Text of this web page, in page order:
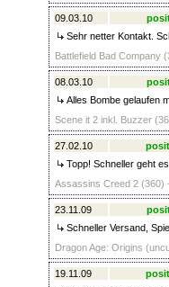
09.03.10
Sehr netter Kontakt.
Battlefield Bad Company
08.03.10
Alles Bombe gelaufen
Scene it 2 inkl. Buzzer
27.02.10
Topp! Schneller geht
Assassins Creed 2 (360)
23.11.09
Schneller Versand,
Dragon Age: Origins
19.11.09